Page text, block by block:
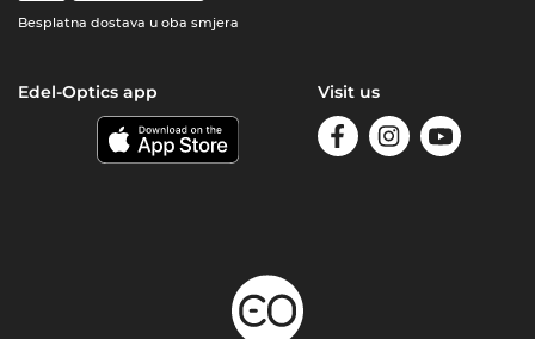
Besplatna dostava u oba smjera
Edel-Optics app Visit us